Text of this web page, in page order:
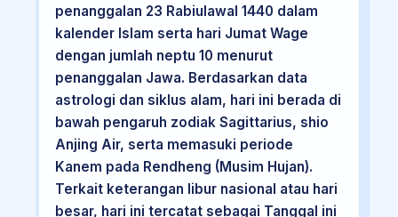
penanggalan 23 Rabiulawal 1440 dalam
kalender Islam serta hari Jumat Wage
dengan jumlah neptu 10 menurut
penanggalan Jawa. Berdasarkan data
astrologi dan siklus alam, hari ini berada di
bawah pengaruh zodiak Sagittarius, shio
Anjing Air, serta memasuki periode
Kanem pada Rendheng (Musim Hujan).
Terkait keterangan libur nasional atau hari
besar, hari ini tercatat sebagai Tanggal ini